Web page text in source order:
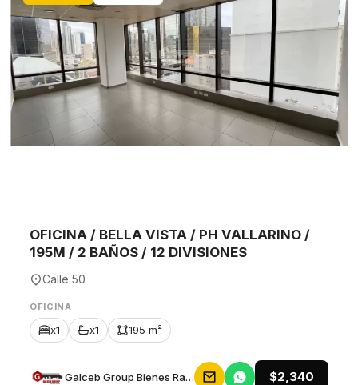
OFICINA / BELLA VISTA / PH VALLARINO /
195M / 2 BAÑOS / 12 DIVISIONES
Calle 50
OFICINA
x1 x1 195 m²
Galceb Group Bienes Raices $2,340